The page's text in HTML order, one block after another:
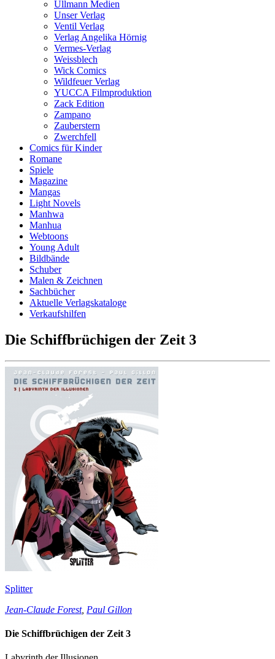
Ullmann Medien
Unser Verlag
Ventil Verlag
Verlag Angelika Hörnig
Vermes-Verlag
Weissblech
Wick Comics
Wildfeuer Verlag
YUCCA Filmproduktion
Zack Edition
Zampano
Zauberstern
Zwerchfell
Comics für Kinder
Romane
Spiele
Magazine
Mangas
Light Novels
Manhwa
Manhua
Webtoons
Young Adult
Bildbände
Schuber
Malen & Zeichnen
Sachbücher
Aktuelle Verlagskataloge
Verkaufshilfen
Die Schiffbrüchigen der Zeit 3
Splitter
Jean-Claude Forest, Paul Gillon
Die Schiffbrüchigen der Zeit 3